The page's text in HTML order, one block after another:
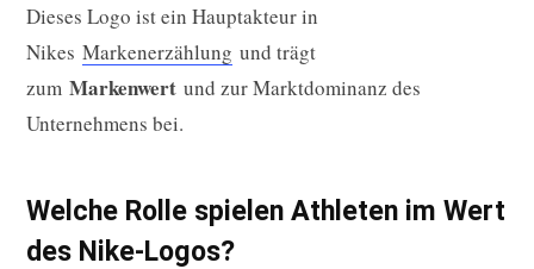
Dieses Logo ist ein Hauptakteur in
Nikes Markenerzählung und trägt
zum Markenwert und zur Marktdominanz des
Unternehmens bei.
Welche Rolle spielen Athleten im Wert
des Nike-Logos?